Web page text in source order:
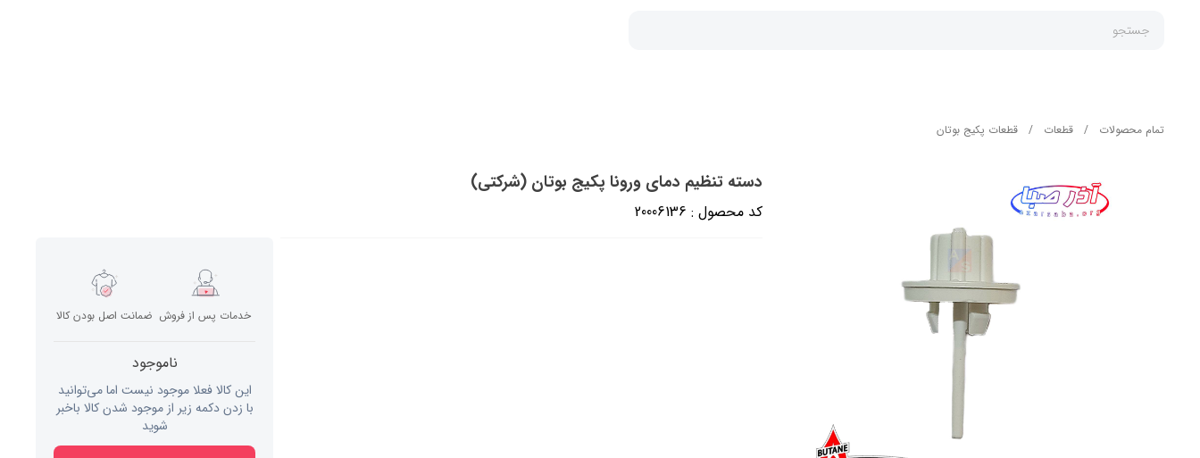
جستجو
تمام محصولات / قطعات / قطعات پکیج بوتان
دسته تنظیم دمای ورونا پکیج بوتان (شرکتی)
کد محصول : 20006136
خدمات پس از فروش ضمانت اصل بودن کالا
ناموجود
این کالا فعلا موجود نیست اما می‌توانید
با زدن دکمه زیر از موجود شدن کالا باخبر
شوید